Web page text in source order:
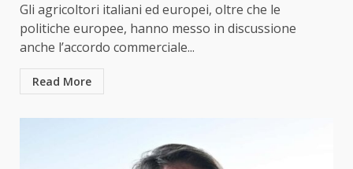
Gli agricoltori italiani ed europei, oltre che le
politiche europee, hanno messo in discussione
anche l’accordo commerciale...
Read More